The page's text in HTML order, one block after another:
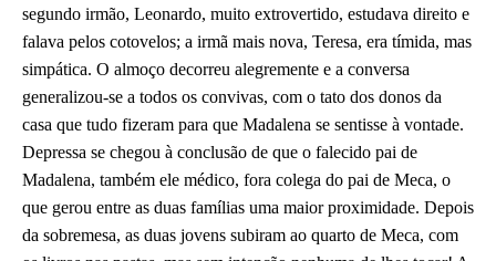
segundo irmão, Leonardo, muito extrovertido, estudava direito e
falava pelos cotovelos; a irmã mais nova, Teresa, era tímida, mas
simpática. O almoço decorreu alegremente e a conversa
generalizou-se a todos os convivas, com o tato dos donos da
casa que tudo fizeram para que Madalena se sentisse à vontade.
Depressa se chegou à conclusão de que o falecido pai de
Madalena, também ele médico, fora colega do pai de Meca, o
que gerou entre as duas famílias uma maior proximidade. Depois
da sobremesa, as duas jovens subiram ao quarto de Meca, com